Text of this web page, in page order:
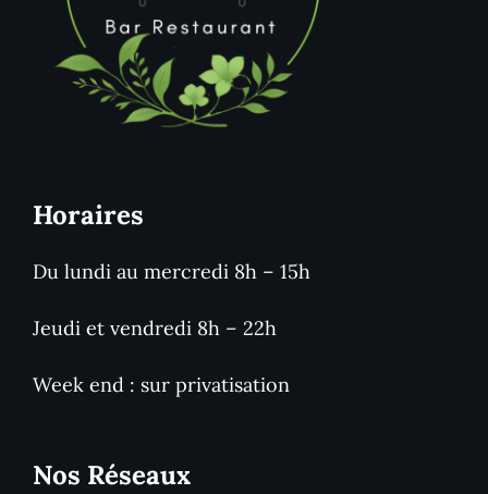
Horaires
Du lundi au mercredi 8h – 15h
Jeudi et vendredi 8h – 22h
Week end : sur privatisation
Nos Réseaux